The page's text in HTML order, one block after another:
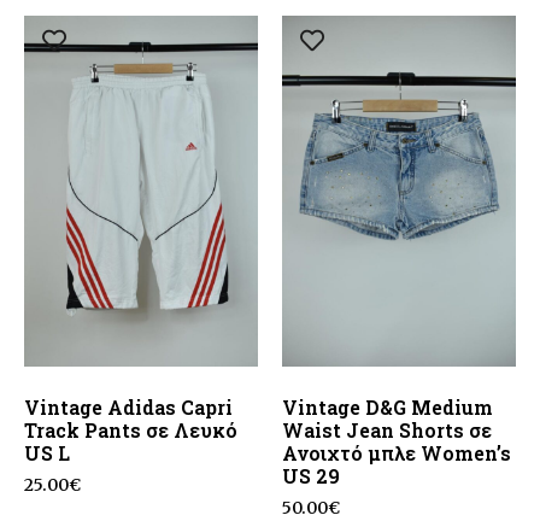
Vintage Adidas Capri
Track Pants σε Λευκό
US L
25.00€
Vintage D&G Medium
Waist Jean Shorts σε
Ανοιχτό μπλε Women’s
US 29
50.00€